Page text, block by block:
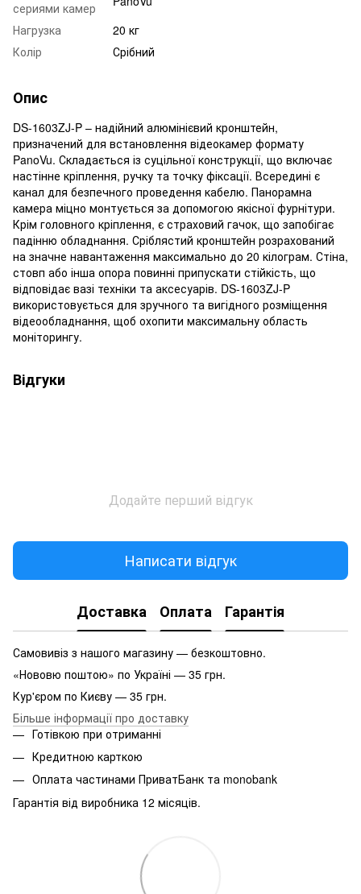
сериями камер
Нагрузка
20 кг
Колір
Срібний
Опис
DS-1603ZJ-P – надійний алюмінієвий кронштейн,
призначений для встановлення відеокамер формату
PanoVu. Складається із суцільної конструкції, що включає
настінне кріплення, ручку та точку фіксації. Всередині є
канал для безпечного проведення кабелю. Панорамна
камера міцно монтується за допомогою якісної фурнітури.
Крім головного кріплення, є страховий гачок, що запобігає
падінню обладнання. Сріблястий кронштейн розрахований
на значне навантаження максимально до 20 кілограм. Стіна,
стовп або інша опора повинні припускати стійкість, що
відповідає вазі техніки та аксесуарів. DS-1603ZJ-P
використовується для зручного та вигідного розміщення
відеообладнання, щоб охопити максимальну область
моніторингу.
Відгуки
Додайте перший відгук
Написати відгук
Доставка Оплата Гарантія
Самовивіз з нашого магазину — безкоштовно.
«Нововю поштою» по Україні — 35 грн.
Кур'єром по Києву — 35 грн.
Більше інформації про доставку
Готівкою при отриманні
Кредитною карткою
Оплата частинами ПриватБанк та monobank
Гарантія від виробника 12 місяців.